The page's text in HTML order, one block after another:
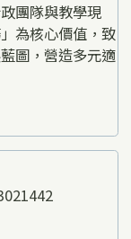
團隊與教學現
為核心價值，致
圖，營造多元適